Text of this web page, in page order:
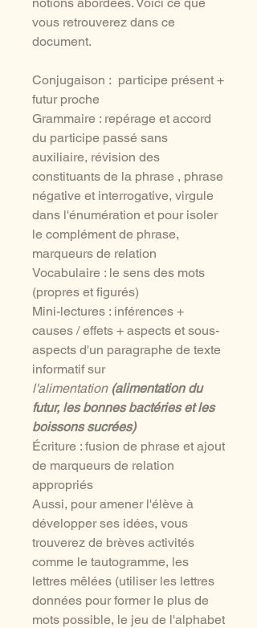
vous retrouverez dans ce
document.
Conjugaison : participe présent +
futur proche
Grammaire : repérage et accord
du participe passé sans
auxiliaire, révision des
constituants de la phrase , phrase
négative et interrogative, virgule
dans l'énumération et pour isoler
le complément de phrase,
marqueurs de relation
Vocabulaire : le sens des mots
(propres et figurés)
Mini-lectures : inférences +
causes / effets + aspects et sous-
aspects d'un paragraphe de texte
informatif sur
l'alimentation(alimentation du
futur, les bonnes bactéries et les
boissons sucrées)
Écriture : fusion de phrase et ajout
de marqueurs de relation
appropriés
Aussi, pour amener l'élève à
développer ses idées, vous
trouverez de brèves activités
comme le tautogramme, les
lettres mêlées (utiliser les lettres
données pour former le plus de
mots possible, le jeu de l'alphabet